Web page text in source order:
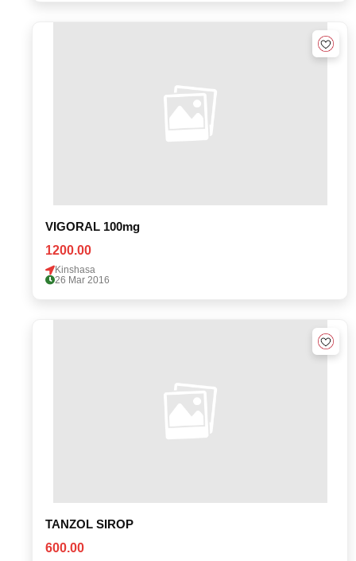
VIGORAL 100mg
1200.00
Kinshasa
26 Mar 2016
TANZOL SIROP
600.00